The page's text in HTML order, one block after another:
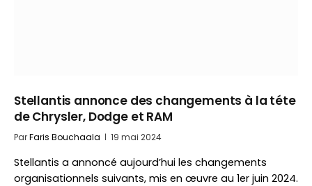
Stellantis annonce des changements à la téte
de Chrysler, Dodge et RAM
ParFaris Bouchaala 19 mai 2024
Stellantis a annoncé aujourd’hui les changements
organisationnels suivants, mis en œuvre au 1er juin 2024.